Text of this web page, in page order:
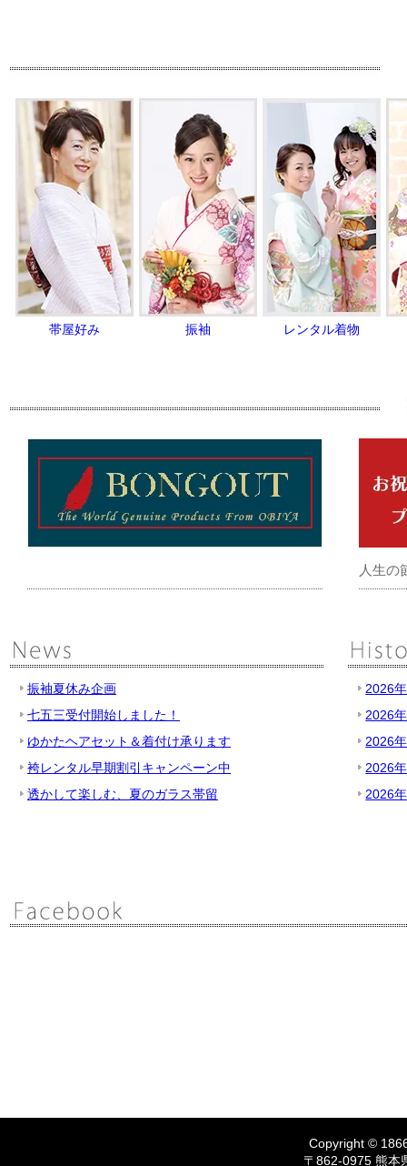
帯屋好み 振袖 レンタル着物
人生の
振袖夏休み企画
七五三受付開始しました！
ゆかたヘアセット＆着付け承ります
袴レンタル早期割引キャンペーン中
透かして楽しむ、夏のガラス帯留
2026
2026
2026
2026
2026
Copyright ©
〒862-0975 熊本